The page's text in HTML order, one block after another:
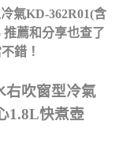
氣KD-362R01(含
薦和分享也查了
錯！
右吹窗型冷氣
1.8L快煮壺